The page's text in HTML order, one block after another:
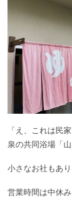
「え、これは民
泉の共同浴場「山
小さなお社もあり
営業時間は中休